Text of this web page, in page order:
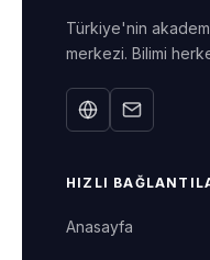
Türkiye'nin
merkezi. Bilimi
HIZLI
Anasayfa